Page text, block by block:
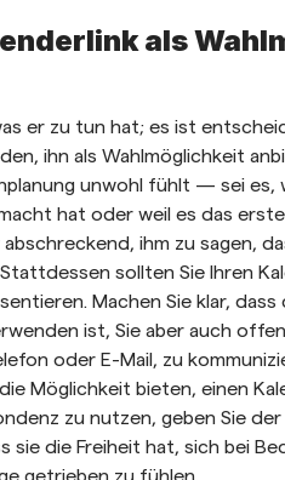
als
er zu tun hat; es ist
ihn als Wahlmöglichkeit
unwohl fühlt — sei es,
hat oder weil es das
ihm zu sagen,
sollten Sie Ihren
Machen Sie klar, dass
ist, Sie aber auch
oder E-Mail, zu
Möglichkeit bieten, einen
zu nutzen, geben Sie
sie die Freiheit hat, sich bei